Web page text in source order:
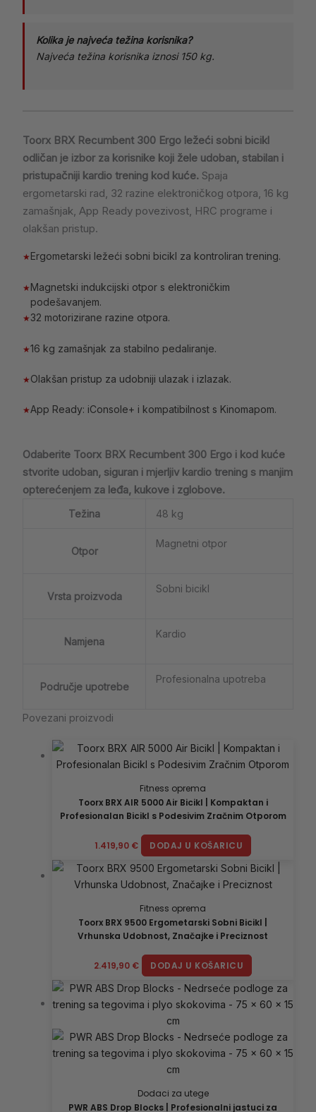
Kolika je najveća težina korisnika?
Najveća težina korisnika iznosi 150 kg.
Toorx BRX Recumbent 300 Ergo ležeći sobni bicikl
odličan je izbor za korisnike koji žele udoban, stabilan i
pristupačniji kardio trening kod kuće. Spaja
ergometarski rad, 32 razine elektroničkog otpora, 16 kg
zamašnjak, App Ready povezivost, HRC programe i
olakšan pristup.
★Ergometarski ležeći sobni bicikl za kontroliran trening.
★Magnetski indukcijski otpor s elektroničkim
podešavanjem.
★32 motorizirane razine otpora.
★16 kg zamašnjak za stabilno pedaliranje.
★Olakšan pristup za udobniji ulazak i izlazak.
★App Ready: iConsole+ i kompatibilnost s Kinomapom.
Odaberite Toorx BRX Recumbent 300 Ergo i kod kuće
stvorite udoban, siguran i mjerljiv kardio trening s manjim
opterećenjem za leđa, kukove i zglobove.
Težina 48 kg
Otpor
Magnetni otpor
Vrsta proizvoda
Sobni bicikl
Namjena
Kardio
Područje upotrebe
Profesionalna upotreba
Povezani proizvodi
Fitness oprema
Toorx BRX AIR 5000 Air Bicikl | Kompaktan i
Profesionalan Bicikl s Podesivim Zračnim Otporom
1.419,90 € DODAJ U KOŠARICU
Fitness oprema
Toorx BRX 9500 Ergometarski Sobni Bicikl |
Vrhunska Udobnost, Značajke i Preciznost
2.419,90 € DODAJ U KOŠARICU
Dodaci za utege
PWR ABS Drop Blocks | Profesionalni jastuci za